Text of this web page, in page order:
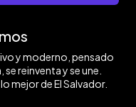
y moderno, pensado
reinventa y se une.
mejor de El Salvador.